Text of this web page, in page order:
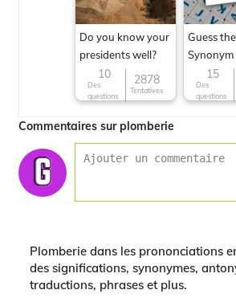
Do you know your
presidents well?
10
Des
questions
2878
Tentatives
Guess the
Synonym
15
Des
questions
Commentaires sur plomberie
Plomberie dans les prononciations
des significations, synonymes,
traductions, phrases et plus.